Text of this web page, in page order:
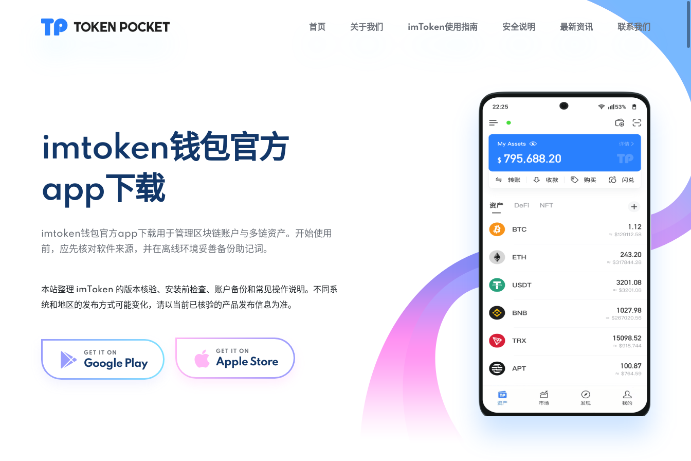
首页 关于我们 imToken使用指南 安全说明 最新资讯 联系我们
imtoken钱包官方
app下载
imtoken钱包官方app下载用于管理区块链账户与多链资产。开始使用
前，应先核对软件来源，并在离线环境妥善备份助记词。
本站整理 imToken 的版本核验、安装前检查、账户备份和常见操作说明。不同系
统和地区的发布方式可能变化，请以当前已核验的产品发布信息为准。
GET IT ON
Google Play
GET IT ON
Apple Store